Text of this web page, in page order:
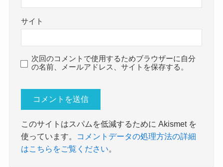
サイト
次回のコメントで使用するためブラウザーに自分
の名前、メールアドレス、サイトを保存する。
このサイトはスパムを低減するために Akismet を
使っています。
コメントデータの処理方法の詳細
はこちらをご覧ください。